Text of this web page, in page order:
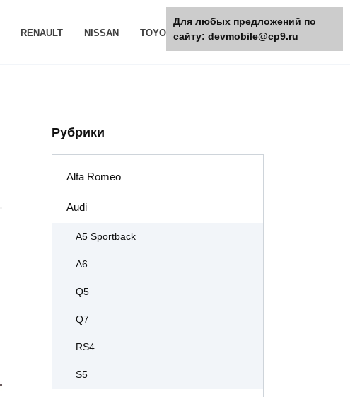
RENAULT NISSAN TOYOTA РАЗНОЕ
Рубрики
Alfa Romeo
Audi
A5 Sportback
A6
Q5
Q7
RS4
S5
Для любых предложений по
сайту: devmobile@cp9.ru